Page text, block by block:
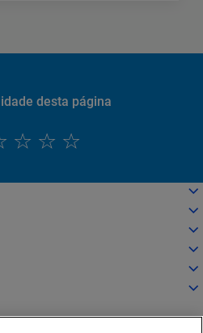
desta página
da informação